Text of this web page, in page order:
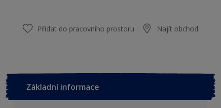
Přidat do pracovního prostoru Najít obchod
Základní informace